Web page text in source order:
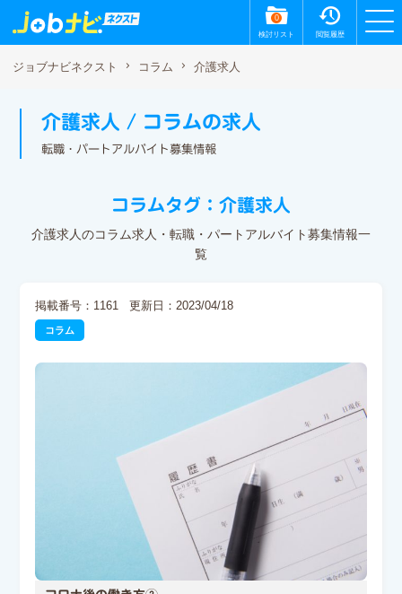
0
検討リスト 閲覧履歴
ジョブナビネクスト コラム 介護求人
介護求人 / コラムの求人
転職・パートアルバイト募集情報
コラムタグ：介護求人
介護求人のコラム求人・転職・パートアルバイト募集情報一
覧
掲載番号：1161 更新日：2023/04/18
コラム